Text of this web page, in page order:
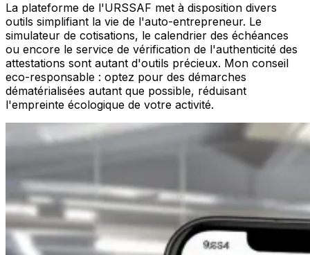
La plateforme de l'URSSAF met à disposition divers
outils simplifiant la vie de l'auto-entrepreneur. Le
simulateur de cotisations, le calendrier des échéances
ou encore le service de vérification de l'authenticité des
attestations sont autant d'outils précieux. Mon conseil
eco-responsable : optez pour des démarches
dématérialisées autant que possible, réduisant
l'empreinte écologique de votre activité.